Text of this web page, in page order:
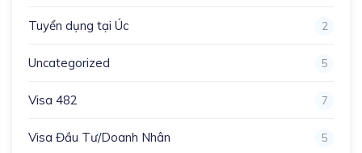
Tuyển dụng tại Úc 2
Uncategorized 5
Visa 482 7
Visa Đầu Tư/Doanh Nhân 5